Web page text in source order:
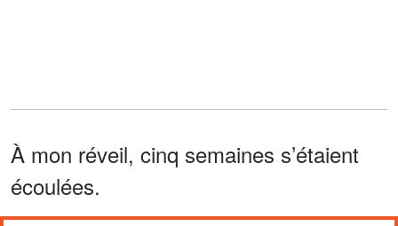
À mon réveil, cinq semaines s’étaient
écoulées.